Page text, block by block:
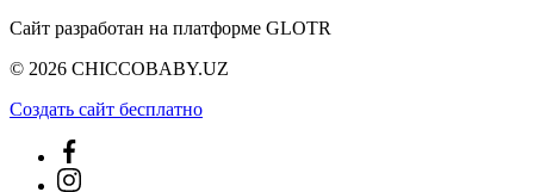
Сайт разработан на платформе GLOTR
© 2026 CHICCOBABY.UZ
Создать cайт бесплатно